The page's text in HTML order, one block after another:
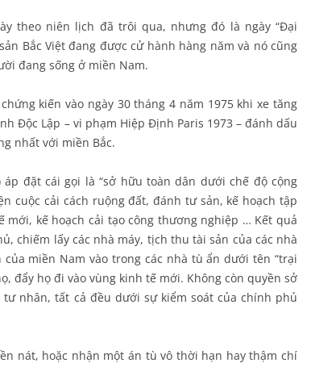
theo niên lịch đã trôi qua, nhưng đó là ngày “Đại
Bắc Việt đang được cử hành hàng năm và nó cũng
đang sống ở miền Nam.
kiến vào ngày 30 tháng 4 năm 1975 khi xe tăng
Độc Lập – vi phạm Hiệp Định Paris 1973 – đánh dấu
nhất với miền Bắc.
áp đặt cái gọi là “sở hữu toàn dân dưới chế độ cộng
cuộc cải cách ruộng đất, đánh tư sản, kế hoạch tập
mới, kế hoạch cải tạo công thương nghiệp … Kết quả
chiếm lấy các nhà máy, tịch thu tài sản của các nhà
miền Nam vào trong các nhà tù ẩn dưới tên “trại
đẩy họ đi vào vùng kinh tế mới. Không còn quyền sở
nhân, tất cả đều dưới sự kiểm soát của chính phủ
nát, hoặc nhận một án tù vô thời hạn hay thậm chí